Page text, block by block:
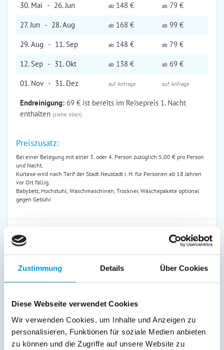
Zustimmung Details Über Cookies
Diese Webseite verwendet Cookies
Wir verwenden Cookies, um Inhalte und Anzeigen zu
personalisieren, Funktionen für soziale Medien anbieten
zu können und die Zugriffe auf unsere Website zu
30. Mai - 26. Jun ab 148 € ab 79 €
27. Jun - 28. Aug ab 168 € ab 99 €
29. Aug - 11. Sep ab 148 € ab 79 €
12. Sep - 31. Okt ab 138 € ab 69 €
01. Nov - 31. Dez auf Anfrage auf Anfrage
Endreinigung: 69 € ist bereits im Reisepreis 1. Nacht
enthalten (siehe oben)
Preiszusatz:
Bei einer Belegung mit einer 3. oder 4. Person zuzüglich 5,00 € pro Person
und Nacht.
Kurtaxe wird nach Tarif der Stadt Neustadt i. H. für Personen ab 18 Jahren
vor Ort fällig.
Babybett, Hochstuhl, Waschmaschinen, Trockner, Wäschepakete optional
gegen Gebühr.
Last Minute
Nur gültig von12.08.2026
- 29.08.2026
für2
Personen
89,10